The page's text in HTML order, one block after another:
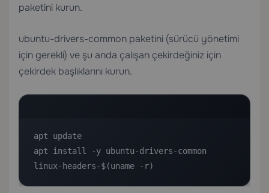
paketini kurun.
ubuntu-drivers-common paketini (sürücü yönetimi
için gerekli) ve şu anda çalışan çekirdeğiniz için
çekirdek başlıklarını kurun.
apt update
apt install -y ubuntu-drivers-common
linux-headers-$(uname -r)